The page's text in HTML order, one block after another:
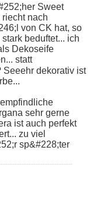
Sweet
nach
von CK hat, so
beduftet... ich
Dekoseife
statt
Seeehr dekorativ ist
sehr gerne
ist auch perfekt
zu viel
sp&#228;ter